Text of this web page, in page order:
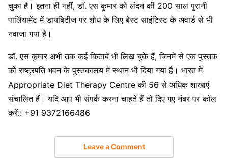
चुका है। इतना ही नहीं, डॉ. एस कुमार को लंदन की 200 साल पुरानी
पार्लियामेंट में डायबिटीज पर शोध के लिए बेस्ट साइंटिस्ट के अवार्ड से भी
नवाजा गया है।
डॉ. एस कुमार अभी तक कई किताबें भी लिख चुके हैं, जिनमें से एक पुस्तक
को राष्ट्रपति भवन के पुस्तकालय में स्थान भी दिया गया है। भारत में
Appropriate Diet Therapy Centre की 56 से अधिक शाखाएं
संचालित हैं। यदि आप भी संपर्क करना चाहते हैं तो दिए गए नंबर पर कॉल
करें:: ‪‪‪‪‪‪‪‪+91 9372166486‬‬‬‬‬‬‬‬
Leave a Comment